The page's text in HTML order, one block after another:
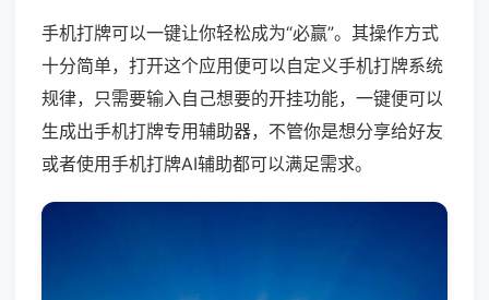
手机打牌可以一键让你轻松成为“必赢”。其操作方式
十分简单，打开这个应用便可以自定义手机打牌系统
规律，只需要输入自己想要的开挂功能，一键便可以
生成出手机打牌专用辅助器，不管你是想分享给好友
或者使用手机打牌AI辅助都可以满足需求。